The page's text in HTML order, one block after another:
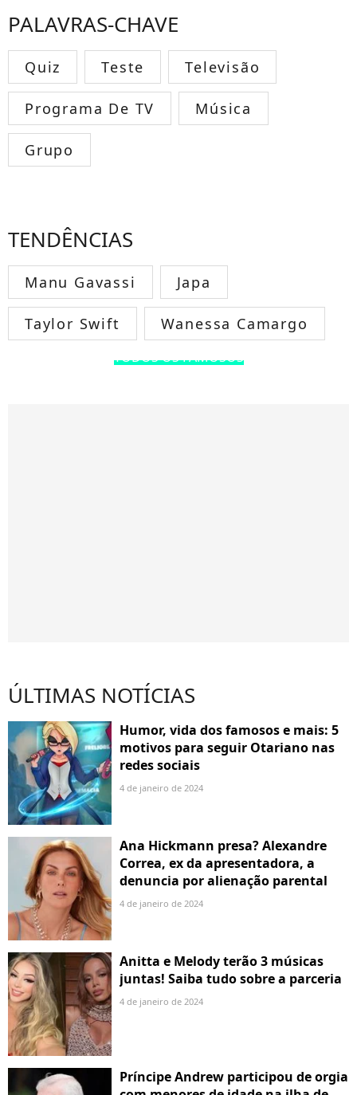
PALAVRAS-CHAVE
Quiz Teste Televisão
Programa De TV Música
Grupo
TENDÊNCIAS
Manu Gavassi Japa
Taylor Swift Wanessa Camargo
TODOS OS FAMOSOS
ÚLTIMAS NOTÍCIAS
Humor, vida dos famosos e mais: 5
motivos para seguir Otariano nas
redes sociais
4 de janeiro de 2024
Ana Hickmann presa? Alexandre
Correa, ex da apresentadora, a
denuncia por alienação parental
4 de janeiro de 2024
Anitta e Melody terão 3 músicas
juntas! Saiba tudo sobre a parceria
4 de janeiro de 2024
Príncipe Andrew participou de orgia